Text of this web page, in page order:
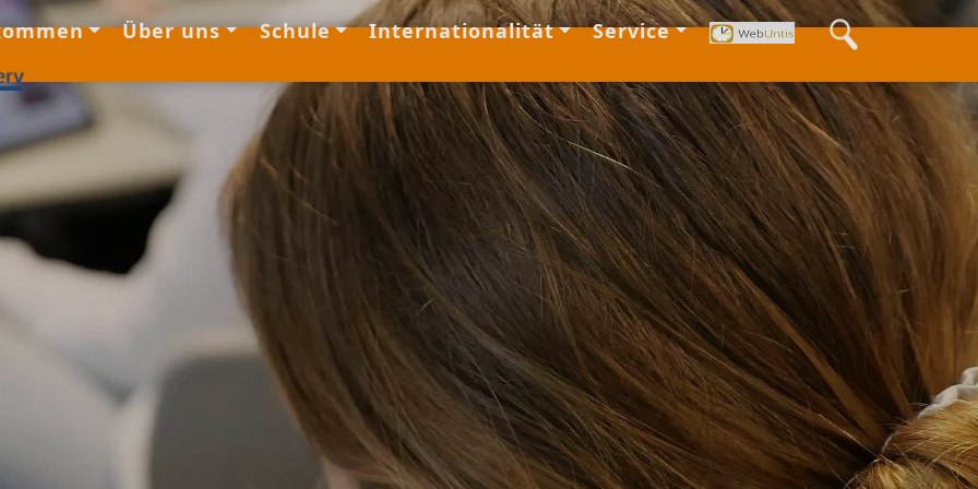
Über uns Schule Internationalität Service